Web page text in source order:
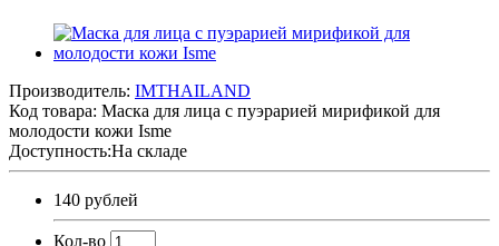
Производитель: IMTHAILAND
Код товара: Маска для лица с пуэрарией мирификой для
молодости кожи Isme
Доступность:На складе
140 рублей
Кол-во